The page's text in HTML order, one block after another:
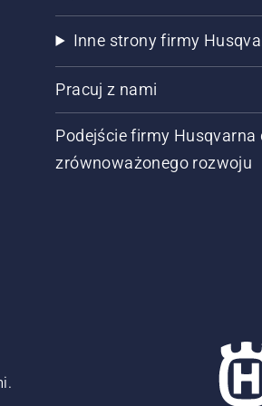
Inne strony firmy
Pracuj z nami
Podejście firmy Husqvarna
zrównoważonego rozwoju